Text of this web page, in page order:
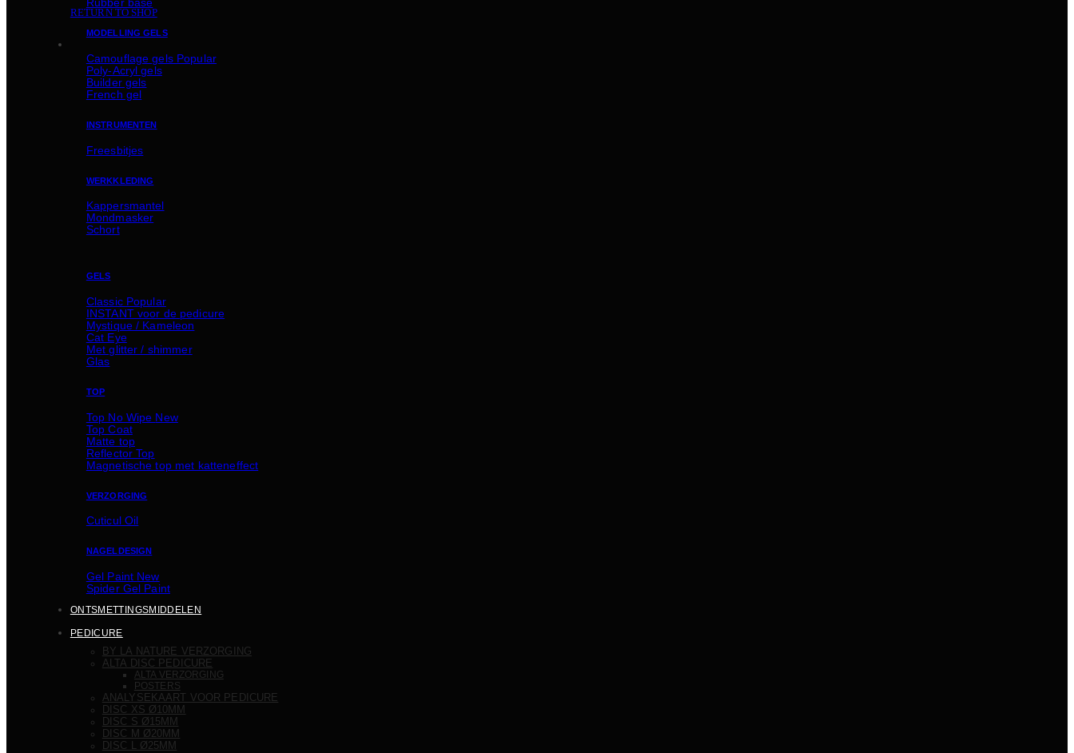
RETURN TO SHOP
Rubber basе
MODELLING GELS
Camouflage gels
Poly-Acryl gels
Builder gels
French gel
INSTRUMENTEN
Freesbitjes
WERKKLEDING
Kappersmantel
Mondmasker
Schort
GELS
Classic
INSTANT voor de pedicure
Mystique / Kameleon
Cat Eye
Met glitter / shimmer
Glas
TOP
Top No Wipe
Top Coat
Matte top
Reflector Top
Magnetische top met katteneffect
VERZORGING
Cuticul Oil
NAGELDESIGN
Gel Paint
Spider Gel Paint
ONTSMETTINGSMIDDELEN
PEDICURE
BY LA NATURE VERZORGING
ALTA DISC PEDICURE
ALTA VERZORGING
POSTERS
ANALYSEKAART VOOR PEDICURE
DISC XS Ø10MM
DISC S Ø15MM
DISC M Ø20MM
DISC L Ø25MM